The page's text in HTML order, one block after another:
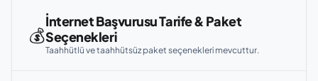
💰
İnternet Başvurusu Tarife & Paket
Seçenekleri
Taahhütlü ve taahhütsüz paket seçenekleri mevcuttur.